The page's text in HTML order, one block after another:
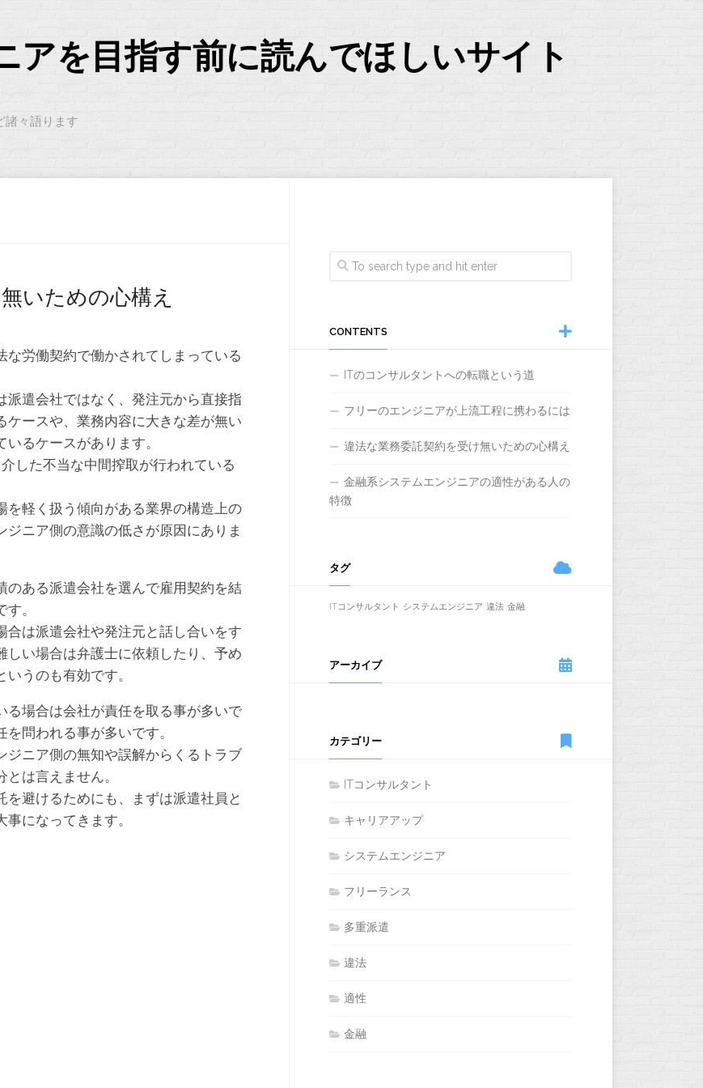
アを目指す前に読んでほしいサイト
諸々語ります
いための心構え
労働契約で働かされてしまっている
遣会社ではなく、発注元から直接指
ースや、業務内容に大きな差が無い
るケースがあります。
した不当な中間搾取が行われている
を軽く扱う傾向がある業界の構造上の
ニア側の意識の低さが原因にありま
のある派遣会社を選んで雇用契約を結
。
は派遣会社や発注元と話し合いをす
しい場合は弁護士に依頼したり、予め
うのも有効です。
る場合は会社が責任を取る事が多いで
問われる事が多いです。
ニア側の無知や誤解からくるトラブ
は言えません。
避けるためにも、まずは派遣社員と
になってきます。
CONTENTS
ITのコンサルタントへの転職という道
フリーのエンジニアが上流工程に携わるには
違法な業務委託契約を受け無いための心構え
金融系システムエンジニアの適性がある人の
特徴
タグ
ITコンサルタント システムエンジニア 違法 金融
アーカイブ
カテゴリー
ITコンサルタント
キャリアアップ
システムエンジニア
フリーランス
多重派遣
違法
適性
金融